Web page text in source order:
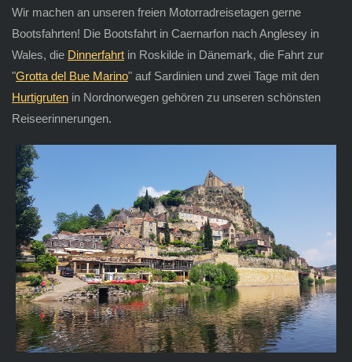
Wir machen an unseren freien Motorradreisetagen gerne
Bootsfahrten! Die Bootsfahrt in Caernarfon nach Anglesey in
Wales, die Dinnerfahrtin Roskilde in Dänemark, die Fahrt zur
"Grotta del Bue Marino" auf Sardinien und zwei Tage mit den
Hurtigrutenin Nordnorwegen gehören zu unseren schönsten
Reiseerinnerungen.